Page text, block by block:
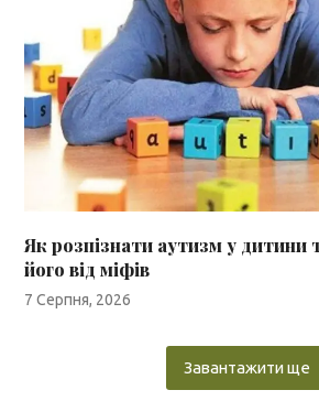
Як розпізнати аутизм у дитини
його від міфів
7 Серпня, 2026
Завантажити ще